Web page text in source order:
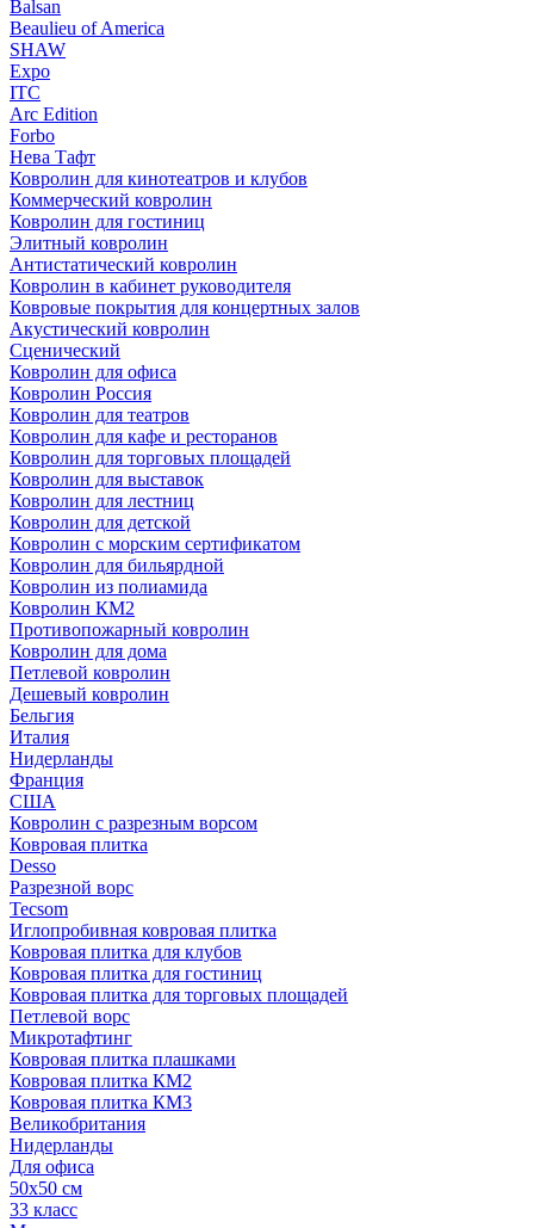
Balsan
Beaulieu of America
SHAW
Expo
ITC
Arc Edition
Forbo
Нева Тафт
Ковролин для кинотеатров и клубов
Коммерческий ковролин
Ковролин для гостиниц
Элитный ковролин
Антистатический ковролин
Ковролин в кабинет руководителя
Ковровые покрытия для концертных залов
Акустический ковролин
Сценический
Ковролин для офиса
Ковролин Россия
Ковролин для театров
Ковролин для кафе и ресторанов
Ковролин для торговых площадей
Ковролин для выставок
Ковролин для лестниц
Ковролин для детской
Ковролин с морским сертификатом
Ковролин для бильярдной
Ковролин из полиамида
Ковролин КМ2
Противопожарный ковролин
Ковролин для дома
Петлевой ковролин
Дешевый ковролин
Бельгия
Италия
Нидерланды
Франция
США
Ковролин с разрезным ворсом
Ковровая плитка
Desso
Разрезной ворс
Tecsom
Иглопробивная ковровая плитка
Ковровая плитка для клубов
Ковровая плитка для гостиниц
Ковровая плитка для торговых площадей
Петлевой ворс
Микротафтинг
Ковровая плитка плашками
Ковровая плитка КМ2
Ковровая плитка КМ3
Великобритания
Нидерланды
Для офиса
50х50 см
33 класс